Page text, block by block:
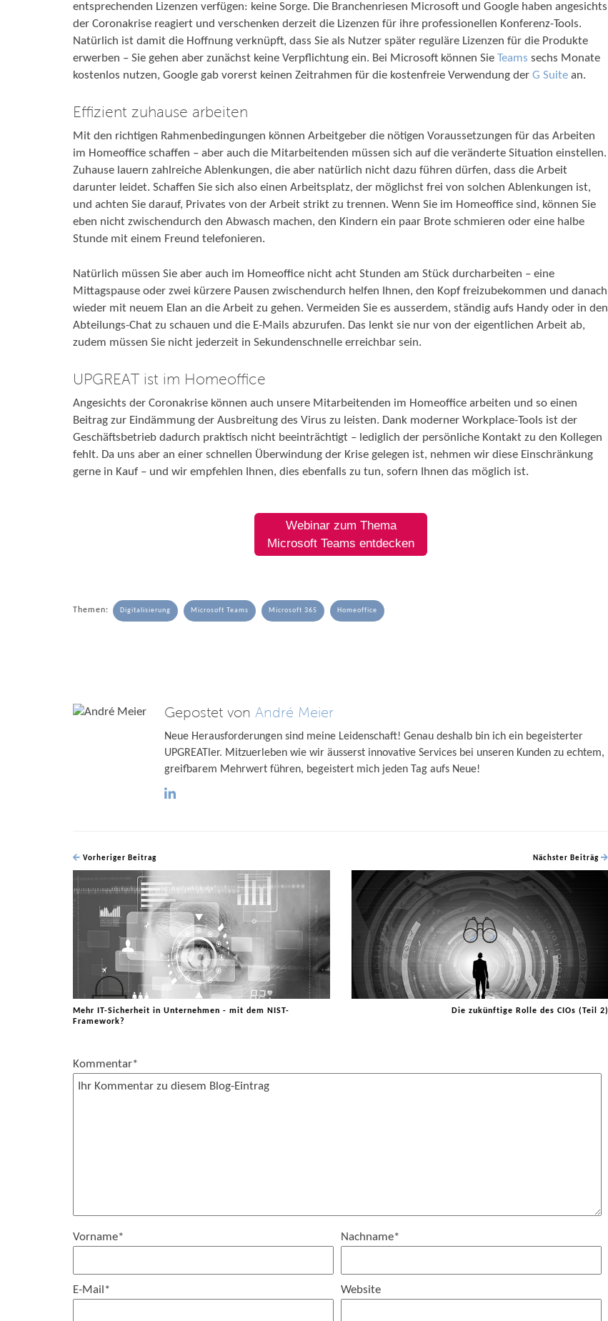
entsprechenden Lizenzen verfügen: keine Sorge. Die Branchenriesen Microsoft und Google haben angesichts
der Coronakrise reagiert und verschenken derzeit die Lizenzen für ihre professionellen Konferenz-Tools.
Natürlich ist damit die Hoffnung verknüpft, dass Sie als Nutzer später reguläre Lizenzen für die Produkte
erwerben – Sie gehen aber zunächst keine Verpflichtung ein. Bei Microsoft können Sie Teams sechs Monate
kostenlos nutzen, Google gab vorerst keinen Zeitrahmen für die kostenfreie Verwendung der G Suite an.
Effizient zuhause arbeiten
Mit den richtigen Rahmenbedingungen können Arbeitgeber die nötigen Voraussetzungen für das Arbeiten
im Homeoffice schaffen – aber auch die Mitarbeitenden müssen sich auf die veränderte Situation einstellen.
Zuhause lauern zahlreiche Ablenkungen, die aber natürlich nicht dazu führen dürfen, dass die Arbeit
darunter leidet. Schaffen Sie sich also einen Arbeitsplatz, der möglichst frei von solchen Ablenkungen ist,
und achten Sie darauf, Privates von der Arbeit strikt zu trennen. Wenn Sie im Homeoffice sind, können Sie
eben nicht zwischendurch den Abwasch machen, den Kindern ein paar Brote schmieren oder eine halbe
Stunde mit einem Freund telefonieren.
Natürlich müssen Sie aber auch im Homeoffice nicht acht Stunden am Stück durcharbeiten – eine
Mittagspause oder zwei kürzere Pausen zwischendurch helfen Ihnen, den Kopf freizubekommen und danach
wieder mit neuem Elan an die Arbeit zu gehen. Vermeiden Sie es ausserdem, ständig aufs Handy oder in den
Abteilungs-Chat zu schauen und die E-Mails abzurufen. Das lenkt sie nur von der eigentlichen Arbeit ab,
zudem müssen Sie nicht jederzeit in Sekundenschnelle erreichbar sein.
UPGREAT ist im Homeoffice
Angesichts der Coronakrise können auch unsere Mitarbeitenden im Homeoffice arbeiten und so einen
Beitrag zur Eindämmung der Ausbreitung des Virus zu leisten. Dank moderner Workplace-Tools ist der
Geschäftsbetrieb dadurch praktisch nicht beeinträchtigt – lediglich der persönliche Kontakt zu den Kollegen
fehlt. Da uns aber an einer schnellen Überwindung der Krise gelegen ist, nehmen wir diese Einschränkung
gerne in Kauf – und wir empfehlen Ihnen, dies ebenfalls zu tun, sofern Ihnen das möglich ist.
Webinar zum Thema
Microsoft Teams entdecken
Themen: Digitalisierung Microsoft Teams Microsoft 365 Homeoffice
Gepostet vonAndré Meier
Neue Herausforderungen sind meine Leidenschaft! Genau deshalb bin ich ein begeisterter
UPGREATler. Mitzuerleben wie wir äusserst innovative Services bei unseren Kunden zu echtem,
greifbarem Mehrwert führen, begeistert mich jeden Tag aufs Neue!
Vorheriger Beitrag
Mehr IT-Sicherheit in Unternehmen - mit dem NIST-
Framework?
Nächster Beiträg
Die zukünftige Rolle des CIOs (Teil 2)
Kommentar*
Vorname* Nachname*
E-Mail * Website